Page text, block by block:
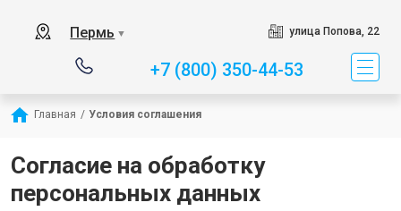
Пермь ▼ улица Попова, 22
+7 (800) 350-44-53
Главная / Условия соглашения
Согласие на обработку
персональных данных